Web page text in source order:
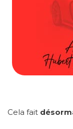
Cela fait